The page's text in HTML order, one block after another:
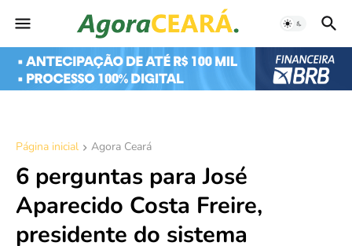
Página inicial Agora Ceará
6 perguntas para José
Aparecido Costa Freire,
presidente do sistema